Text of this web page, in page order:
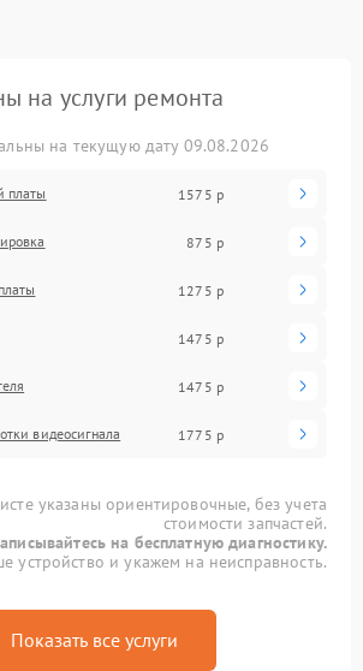
на услуги ремонта
на текущую дату 09.08.2026
платы 1575 р
875 р
1275 р
1475 р
1475 р
видеосигнала 1775 р
указаны ориентировочные, без учета
стоимости запчастей.
на бесплатную диагностику.
устройство и укажем на неисправность.
Показать все услуги